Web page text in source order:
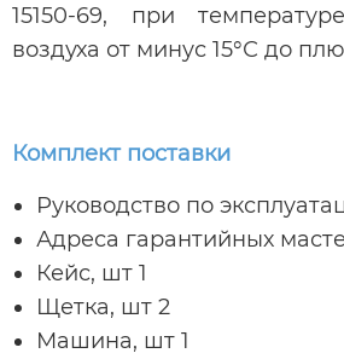
15150-69, при
воздуха от минус 15°С до
Комплект поставки
Руководство по
Адреса гарантийных
Кейс, шт 1
Щетка, шт 2
Машина, шт 1